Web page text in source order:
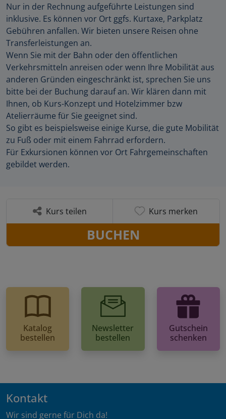
Nur in der Rechnung aufgeführte Leistungen sind
inklusive. Es können vor Ort ggfs. Kurtaxe, Parkplatz
Gebühren anfallen. Wir bieten unsere Reisen ohne
Transferleistungen an.
Wenn Sie mit der Bahn oder den öffentlichen
Verkehrsmitteln anreisen oder wenn Ihre Mobilität aus
anderen Gründen eingeschränkt ist, sprechen Sie uns
bitte bei der Buchung darauf an. Wir klären dann mit
Ihnen, ob Kurs-Konzept und Hotelzimmer bzw
Atelierräume für Sie geeignet sind.
So gibt es beispielsweise einige Kurse, die gute Mobilität
zu Fuß oder mit einem Fahrrad erfordern.
Für Exkursionen können vor Ort Fahrgemeinschaften
gebildet werden.
Kurs teilen Kurs merken
BUCHEN
Katalog
bestellen
Newsletter
bestellen
Gutschein
schenken
Kontakt
Wir sind gerne für Dich da!